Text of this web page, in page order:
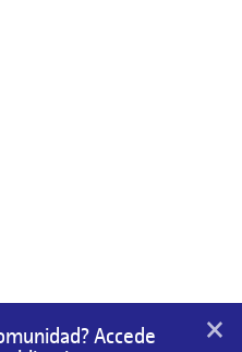
Accede
×